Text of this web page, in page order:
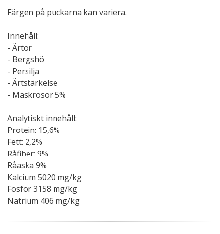
Färgen på puckarna kan variera.
Innehåll:
- Ärtor
- Bergshö
- Persilja
- Ärtstärkelse
- Maskrosor 5%
Analytiskt innehåll:
Protein: 15,6%
Fett: 2,2%
Råfiber: 9%
Råaska 9%
Kalcium 5020 mg/kg
Fosfor 3158 mg/kg
Natrium 406 mg/kg